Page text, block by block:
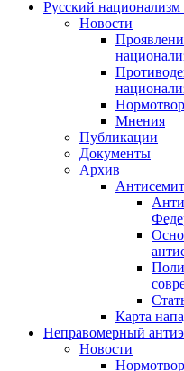
Русский
Новости
Мнения
Публикации
Документы
Архив
Карта
Неправомерный
Новости